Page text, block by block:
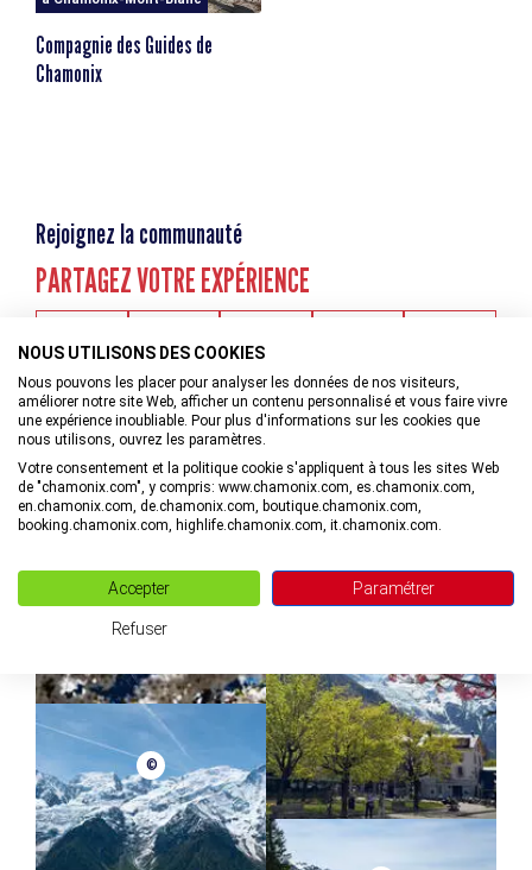
escalator_warning_black
AGE MINIMUM
Compagnie des Guides de
Chamonix
Rejoignez la communauté
PARTAGEZ VOTRE EXPÉRIENCE
©
©
NOUS UTILISONS DES COOKIES
Nous pouvons les placer pour analyser les données de nos visiteurs,
améliorer notre site Web, afficher un contenu personnalisé et vous faire vivre
une expérience inoubliable. Pour plus d'informations sur les cookies que
nous utilisons, ouvrez les paramètres.
Votre consentement et la politique cookie s'appliquent à tous les sites Web
de "chamonix.com", y compris: www.chamonix.com, es.chamonix.com,
en.chamonix.com, de.chamonix.com, boutique.chamonix.com,
booking.chamonix.com, highlife.chamonix.com, it.chamonix.com.
Accepter Paramétrer
Refuser